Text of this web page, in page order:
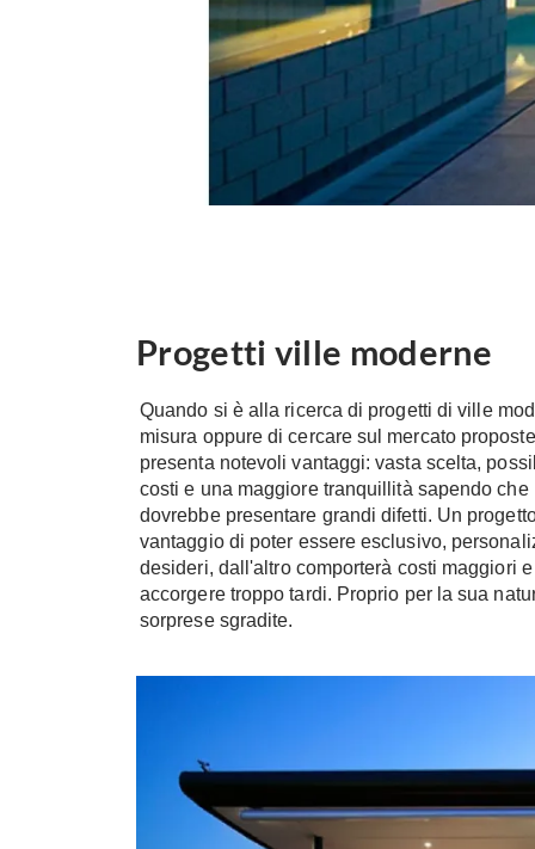
Progetti ville moderne
Quando si è alla ricerca di progetti di ville
misura oppure di cercare sul mercato
presenta notevoli vantaggi: vasta scelta,
costi e una maggiore tranquillità sapendo
dovrebbe presentare grandi difetti. Un
vantaggio di poter essere esclusivo,
desideri, dall'altro comporterà costi maggiori
accorgere troppo tardi. Proprio per la sua
sorprese sgradite.